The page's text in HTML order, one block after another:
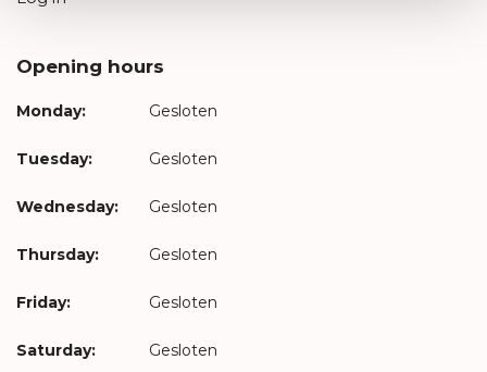
Opening hours
Monday: Gesloten
Tuesday: Gesloten
Wednesday: Gesloten
Thursday: Gesloten
Friday: Gesloten
Saturday: Gesloten